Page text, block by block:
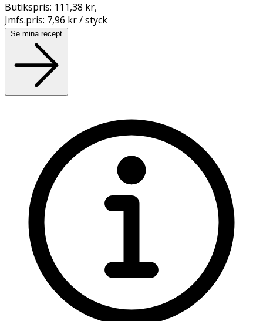
Butikspris: 111,38 kr,
Jmfs.pris: 7,96 kr / styck
Se mina recept